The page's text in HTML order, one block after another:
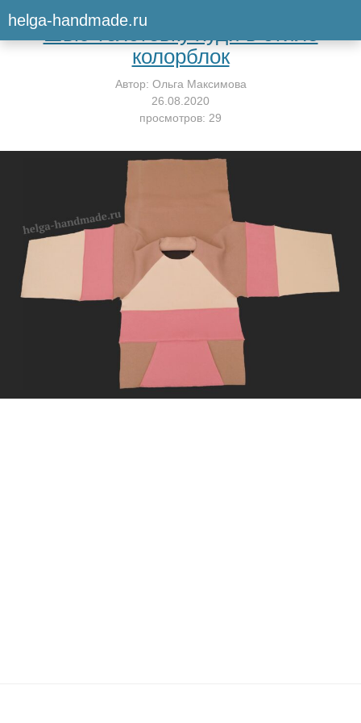
helga-handmade.ruВернуться к мастер-классу
Шью толстовку худи в стиле
колорблок
Автор: Ольга Максимова
26.08.2020
просмотров: 29